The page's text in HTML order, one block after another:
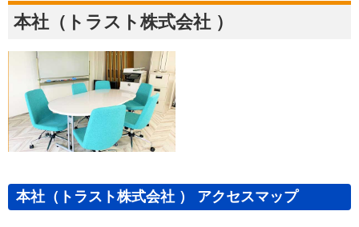
本社（トラスト株式会社 ）
本社（トラスト株式会社 ） アクセスマップ